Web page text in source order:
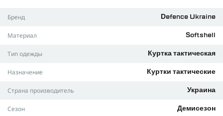
Капюшон — здесь он не просто «для галочки», а спрятан в
• На рукавах две Velcro-панели и специальные карманы.
• Для плотного прилегания рукавов и удобной посадки есть
• Топовая фурнитура — всё работает чётко, как часы.
Что такое SoftShell?
Бренд Defence Ukraine
Материал Softshell
Тип одежды Куртка тактическая
Назначение Куртки тактические
Страна производитель Украина
Сезон Демисезон